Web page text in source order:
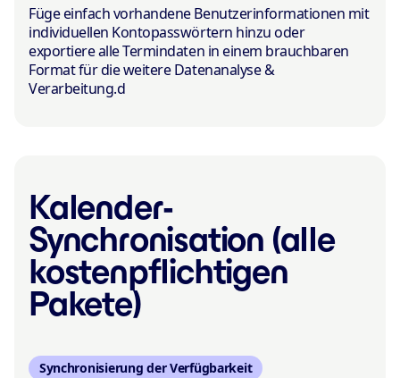
Füge einfach vorhandene Benutzerinformationen mit
individuellen Kontopasswörtern hinzu oder
exportiere alle Termindaten in einem brauchbaren
Format für die weitere Datenanalyse &
Verarbeitung.d
Kalender-
Synchronisation (alle
kosten­pflichtigen
Pakete)
Synchronisierung der Verfügbarkeit